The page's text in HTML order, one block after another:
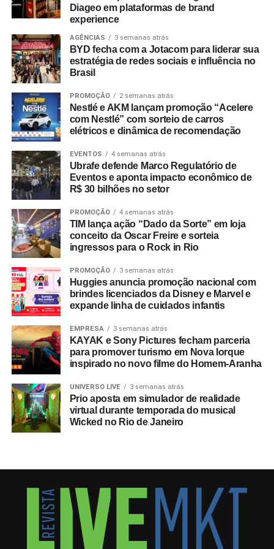
A CASA&VIDEO adotou o mote “Presentes e ofertas para
todos os tipos de pai”, focando no perfil multifacetado do
consumidor moderno e destacando seu sortimento de
utilidades, tecnologia e itens para o lar. Já a Le biscuit
apresentou a assinatura “Tudo pro seu pai que faz parte
de tudo”, enfatizando a participação dos pais na rotina
doméstica com produtos voltados à praticidade.
“O Dia dos Pais é uma data importante para o varejo
porque desperta um consumo movido pelo afeto e pela
identificação. Nossa prioridade foi criar campanhas que
tornassem essa jornada de compra mais simples e
inspiradora”, explica Laura Autran, Gerente Geral de
Marketingda CVLB. Marcelo Conduru,
Next, complementa ressaltando que as ações respeitam a
identidade visual e o público de cada uma das bandeiras
no ponto de venda e nos meios digitais.
calma é uma coisa… mas ficar sem Vivo Fibra, isso nem
na novela”, conectando a narrativa da ficção com a oferta
de serviços de banda larga da operadora.
Diageo em plataformas de brand
experience
AGÊNCIAS 3 semanas atrás
BYD fecha com a Jotacom para liderar sua
estratégia de redes sociais e influência no
Brasil
PROMOÇÃO 2 semanas atrás
Nestlé e AKM lançam promoção “Acelere
com Nestlé” com sorteio de carros
elétricos e dinâmica de recomendação
EVENTOS 4 semanas atrás
Ubrafe defende Marco Regulatório de
Eventos e aponta impacto econômico de
R$ 30 bilhões no setor
PROMOÇÃO 4 semanas atrás
TIM lança ação “Dado da Sorte” em loja
conceito da Oscar Freire e sorteia
ingressos para o Rock in Rio
PROMOÇÃO 3 semanas atrás
Huggies anuncia promoção nacional com
brindes licenciados da Disney e Marvel e
expande linha de cuidados infantis
EMPRESA 3 semanas atrás
KAYAK e Sony Pictures fecham parceria
para promover turismo em Nova Iorque
inspirado no novo filme do Homem-Aranha
UNIVERSO LIVE 3 semanas atrás
Prio aposta em simulador de realidade
virtual durante temporada do musical
Wicked no Rio de Janeiro